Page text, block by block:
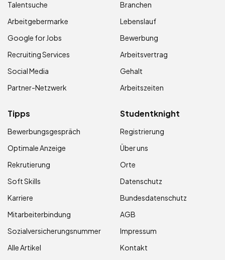
Talentsuche
Arbeitgebermarke
Google for Jobs
Recruiting Services
Social Media
Partner-Netzwerk
Branchen
Lebenslauf
Bewerbung
Arbeitsvertrag
Gehalt
Arbeitszeiten
Tipps
Bewerbungsgespräch
Optimale Anzeige
Rekrutierung
Soft Skills
Karriere
Mitarbeiterbindung
Sozialversicherungsnummer
Alle Artikel
Studentknight
Registrierung
Über uns
Orte
Datenschutz
Bundesdatenschutz
AGB
Impressum
Kontakt